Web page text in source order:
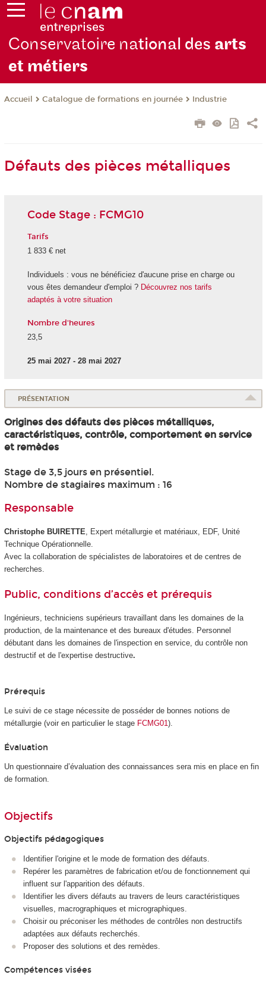
Conservatoire national des arts
et métiers
Accueil Catalogue de formations en journée Industrie
Défauts des pièces métalliques
Code Stage : FCMG10
Tarifs
1 833 € net
Individuels : vous ne bénéficiez d'aucune prise en charge ou
vous êtes demandeur d'emploi ? Découvrez nos tarifs
adaptés à votre situation
Nombre d'heures
23,5
25 mai 2027 - 28 mai 2027
PRÉSENTATION
Origines des défauts des pièces métalliques,
caractéristiques, contrôle, comportement en service
et remèdes
Stage de 3,5 jours en présentiel.
Nombre de stagiaires maximum : 16
Responsable
Christophe BUIRETTE , Expert métallurgie et matériaux, EDF, Unité
Technique Opérationnelle.
Avec la collaboration de spécialistes de laboratoires et de centres de
recherches.
Public, conditions d’accès et prérequis
Ingénieurs, techniciens supérieurs travaillant dans les domaines de la
production, de la maintenance et des bureaux d'études. Personnel
débutant dans les domaines de l'inspection en service, du contrôle non
destructif et de l'expertise destructive.
Prérequis
Le suivi de ce stage nécessite de posséder de bonnes notions de
métallurgie (voir en particulier le stage FCMG01).
Évaluation
Un questionnaire d’évaluation des connaissances sera mis en place en fin
de formation.
Objectifs
Objectifs pédagogiques
Identifier l'origine et le mode de formation des défauts.
Repérer les paramètres de fabrication et/ou de fonctionnement qui
influent sur l'apparition des défauts.
Identifier les divers défauts au travers de leurs caractéristiques
visuelles, macrographiques et micrographiques.
Choisir ou préconiser les méthodes de contrôles non destructifs
adaptées aux défauts recherchés.
Proposer des solutions et des remèdes.
Compétences visées